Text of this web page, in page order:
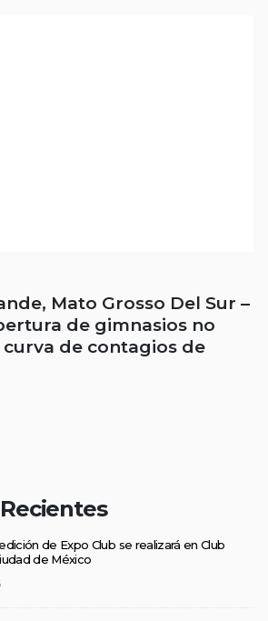
Mato Grosso Del Sur –
de gimnasios no
de contagios de
de Expo Club se realizará en Club
de México